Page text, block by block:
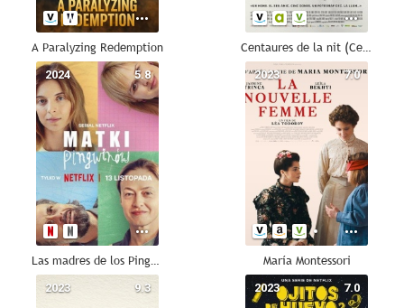
A Paralyzing Redemption Centaures de la nit (Centauros de la noche)
5.8
2024
Las madres de los Pingüinos
7.0
2023
María Montessori
9.3
2023 7.0
2023